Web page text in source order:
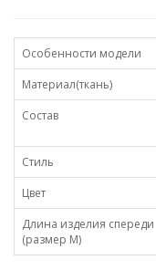
Особенности модели
Материал(ткань)
Состав
Стиль
Цвет
Длина изделия спереди
(размер М)